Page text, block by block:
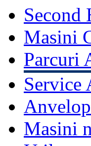
Second
Masini
Parcuri
Service
Masini